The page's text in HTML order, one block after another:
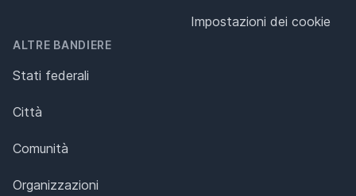
ALTRE BANDIERE
Stati federali
Città
Comunità
Organizzazioni
Impostazioni dei cookie